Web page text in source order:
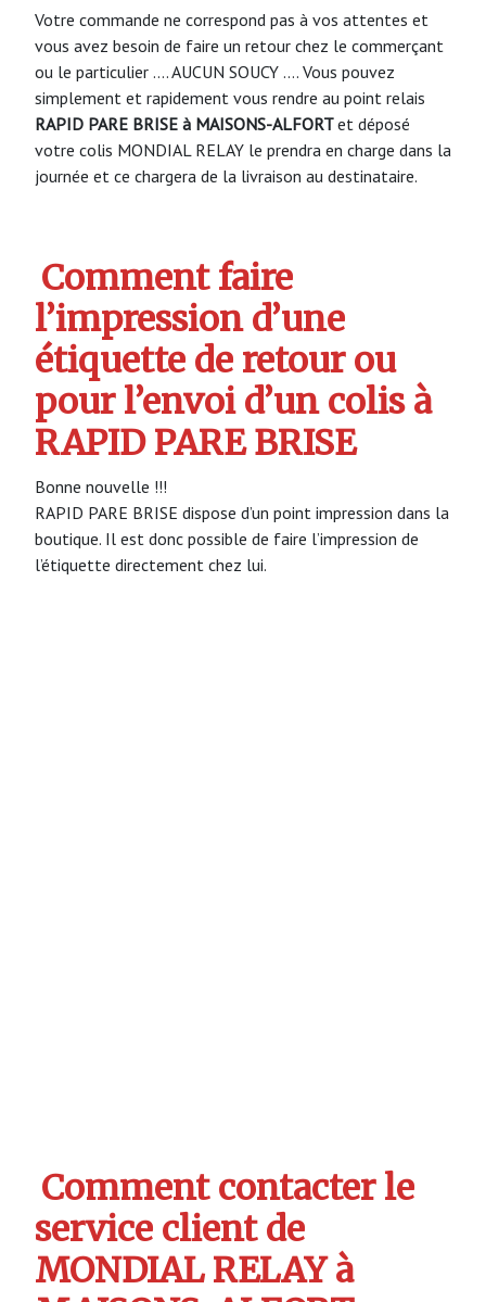
Votre commande ne correspond pas à vos attentes et
vous avez besoin de faire un retour chez le commerçant
ou le particulier …. AUCUN SOUCY …. Vous pouvez
simplement et rapidement vous rendre au point relais
RAPID PARE BRISE à MAISONS-ALFORTet déposé
votre colis MONDIAL RELAY le prendra en charge dans la
journée et ce chargera de la livraison au destinataire.
Comment faire
l’impression d’une
étiquette de retour ou
pour l’envoi d’un colis à
RAPID PARE BRISE
Bonne nouvelle !!!
RAPID PARE BRISE dispose d’un point impression dans la
boutique. Il est donc possible de faire l’impression de
l’étiquette directement chez lui.
Comment contacter le
service client de
MONDIAL RELAY à